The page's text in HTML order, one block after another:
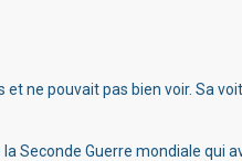
ne pouvait pas bien voir. Sa
Seconde Guerre mondiale